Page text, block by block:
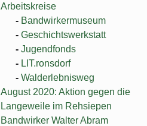
Arbeitskreise
Bandwirkermuseum
Geschichtswerkstatt
Jugendfonds
LIT.ronsdorf
Walderlebnisweg
August 2020: Aktion gegen die
Langeweile im Rehsiepen
Bandwirker Walter Abram